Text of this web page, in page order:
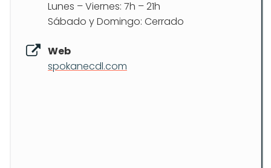
Lunes – Viernes: 7h – 21h
Sábado y Domingo: Cerrado
Web
spokanecdl.com